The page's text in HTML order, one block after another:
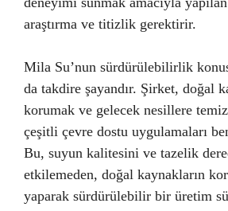
araştırma ve titizlik gerektirir.
Mila Su’nun sürdürülebilirlik
da takdire şayandır. Şirket, doğal
korumak ve gelecek nesillere
çeşitli çevre dostu uygulamaları
Bu, suyun kalitesini ve tazelik
etkilemeden, doğal kaynakların
yaparak sürdürülebilir bir üretim